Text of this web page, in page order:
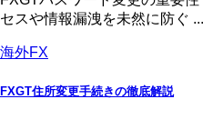
セスや情報漏洩を未然に防ぐ ...
海外FX
FXGT住所変更手続きの徹底解説